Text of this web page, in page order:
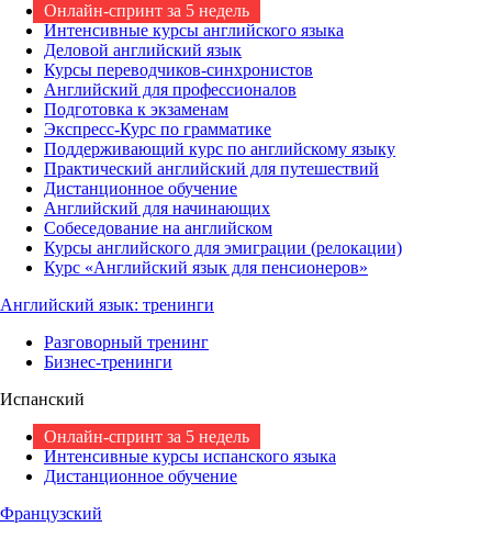
Онлайн-спринт за 5 недель
Интенсивные курсы английского языка
Деловой английский язык
Курсы переводчиков-синхронистов
Английский для профессионалов
Подготовка к экзаменам
Экспресс-Курс по грамматике
Поддерживающий курс по английскому языку
Практический английский для путешествий
Дистанционное обучение
Английский для начинающих
Собеседование на английском
Курсы английского для эмиграции (релокации)
Курс «Английский язык для пенсионеров»
Английский язык: тренинги
Разговорный тренинг
Бизнес-тренинги
Испанский
Онлайн-спринт за 5 недель
Интенсивные курсы испанского языка
Дистанционное обучение
Французский